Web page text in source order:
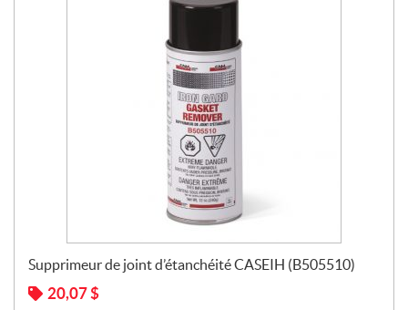
Supprimeur de joint d’étanchéité CASEIH (B505510)
20,07$